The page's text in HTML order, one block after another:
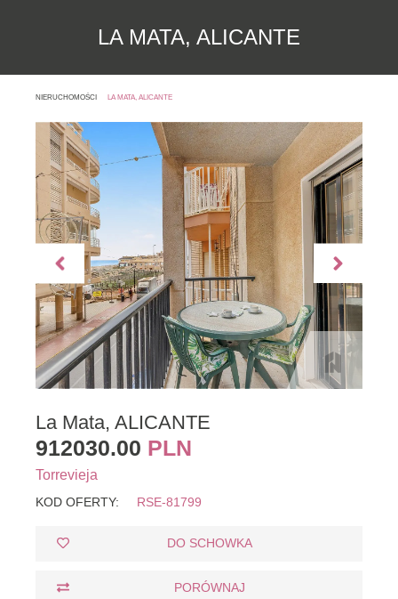
LA MATA, ALICANTE
NIERUCHOMOŚCI LA MATA, ALICANTE
La Mata, ALICANTE
912030.00 PLN
Torrevieja
KOD OFERTY: RSE-81799
DO SCHOWKA
PORÓWNAJ